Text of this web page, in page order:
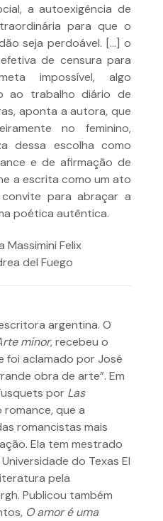
a autoexigência de
para que o
seja perdoável. […] o
de censura para
impossível, algo
ao trabalho diário de
aponta a autora, que
no feminino,
dessa escolha como
e de afirmação de
a escrita como um ato
para abraçar a
poética autêntica.
Massimini Felix
del Fuego
argentina. O
minor, recebeu o
foi aclamado por José
obra de arte”. Em
por Las
romance, que a
romancistas mais
Ela tem mestrado
do Texas El
pela
Publicou também
O amor é uma